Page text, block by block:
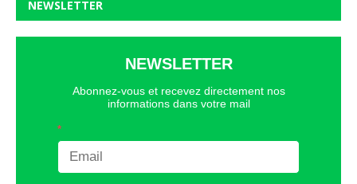
NEWSLETTER
NEWSLETTER
Abonnez-vous et recevez directement nos
informations dans votre mail
*